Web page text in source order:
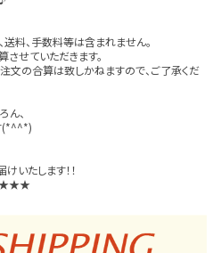
料、手数料等は含まれません。
せていただきます。
文の合算は致しかねますので、ご了承くだ
ん、
(*^^*)
いたします！！
★★★